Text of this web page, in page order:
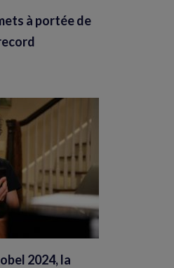
à portée de
2024, la